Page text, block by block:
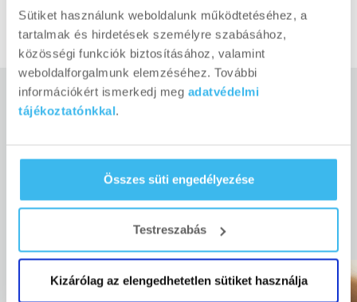
Sütiket használunk weboldalunk működtetéséhez, a
tartalmak és hirdetések személyre szabásához,
közösségi funkciók biztosításához, valamint
weboldalforgalmunk elemzéséhez. További
információkért ismerkedj meg adatvédelmi
tájékoztatónkkal.
Összes süti engedélyezése
Testreszabás
Kizárólag az elengedhetetlen sütiket használja
KAPCSOLÓDÓ CIKKEK